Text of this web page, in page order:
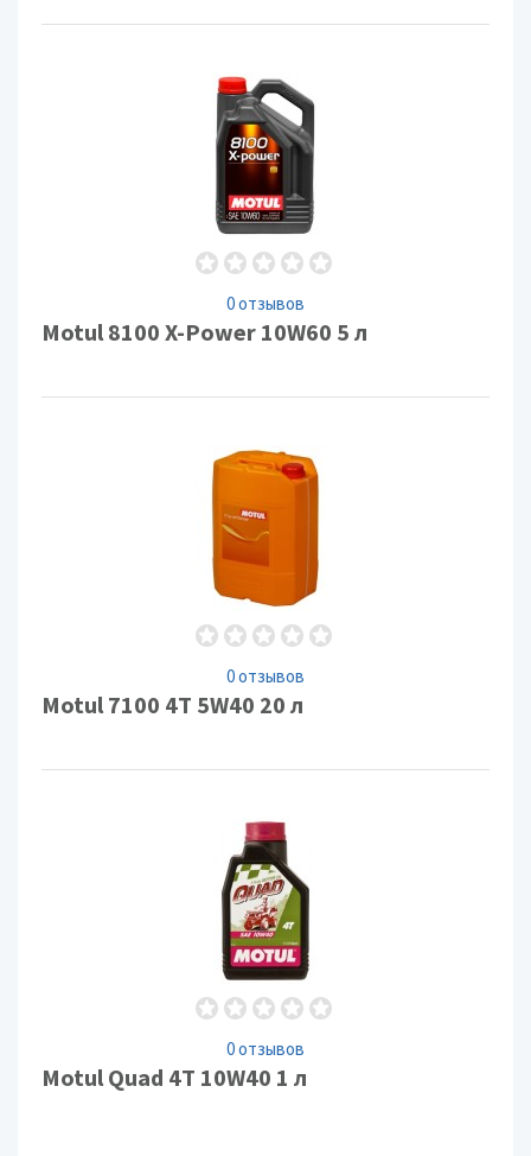
0 отзывов
Motul 8100 X-Power 10W60 5 л
0 отзывов
Motul 7100 4T 5W40 20 л
0 отзывов
Motul Quad 4T 10W40 1 л